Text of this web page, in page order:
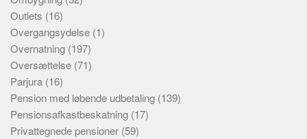
Outlets (16)
Overgangsydelse (1)
Overnatning (197)
Oversættelse (71)
Parjura (16)
Pension med løbende udbetaling (139)
Pensionsafkastbeskatning (17)
Privattegnede pensioner (59)